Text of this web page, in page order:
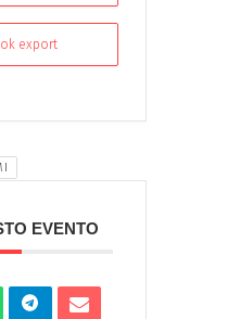
export
EVENTO